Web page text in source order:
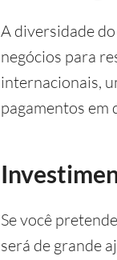
A diversidade
negócios para
internacionais,
pagamentos em
Se você
será de grande